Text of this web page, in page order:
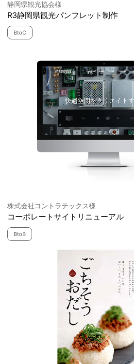
静岡県観光協会様
R3静岡県観光パンフレット制作
BtoC
株式会社コントラテックス様
コーポレートサイトリニューアル
BtoB